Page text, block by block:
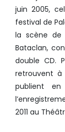
juin 2005,
festival de
la scène de
Bataclan,
double CD.
retrouvent à
publient en
2011 au